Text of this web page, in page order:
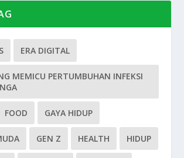
ERA DIGITAL
MEMICU PERTUMBUHAN INFEKSI
FOOD GAYA HIDUP
GEN Z HEALTH HIDUP